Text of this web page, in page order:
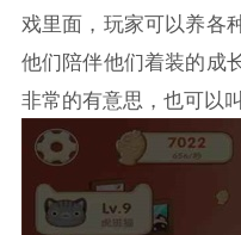
戏里面，玩家可以养各
他们陪伴他们着装的成
非常的有意思，也可以